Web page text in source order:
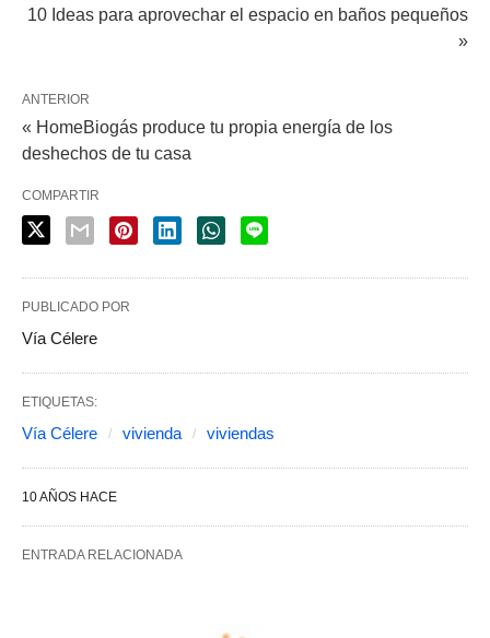
10 Ideas para aprovechar el espacio en baños pequeños
»
ANTERIOR
« HomeBiogás produce tu propia energía de los
deshechos de tu casa
COMPARTIR
PUBLICADO POR
Vía Célere
ETIQUETAS:
Vía Célere vivienda viviendas
10 AÑOS HACE
ENTRADA RELACIONADA